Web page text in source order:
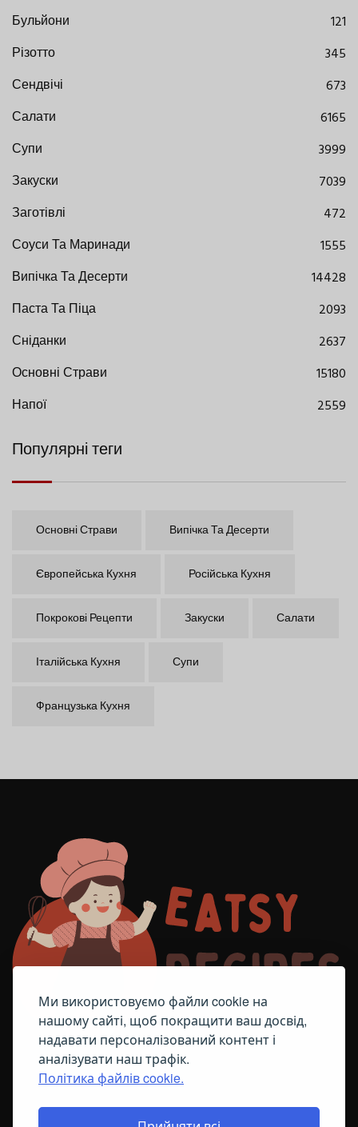
Ми використовуємо файли cookie на
нашому сайті, щоб покращити ваш досвід,
надавати персоналізований контент і
аналізувати наш трафік.
Політика файлів cookie.
Бульйони
121
Різотто
345
Сендвічі
673
Салати
6165
Супи
3999
Закуски
7039
Заготівлі
472
Соуси Та Маринади
1555
Випічка Та Десерти
14428
Паста Та Піца
2093
Сніданки
2637
Основні Страви
15180
Напої
2559
Популярні теги
Основні Страви Випічка Та Десерти
Європейська Кухня Російська Кухня
Покрокові Рецепти Закуски Салати
Італійська Кухня Супи
Французька Кухня